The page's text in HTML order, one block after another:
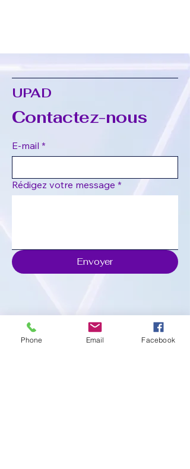
UPAD
Contactez-nous
E‑mail *
Rédigez votre message *
Envoyer
Phone Email Facebook